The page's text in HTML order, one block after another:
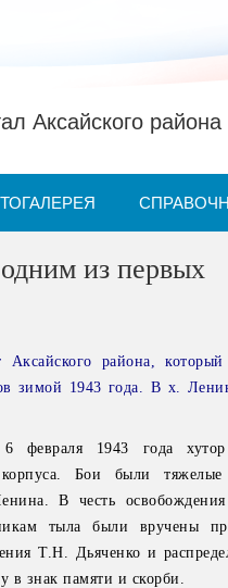
Аксайского района
из первых
района,
зимой 1943 года. В х.
февраля 1943 года
корпуса. Бои были
В честь
тыла были вручены
Т.Н. Дьяченко и
в знак памяти и скорби.